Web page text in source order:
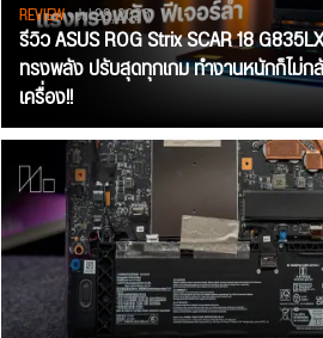
REVIEW• Jul 28, 2026
รีวิว ASUS ROG Strix SCAR 18
ทรงพลัง ปรับสุดทุกเกม ทำงานหนักก็ไม่ก
เครื่อง!!